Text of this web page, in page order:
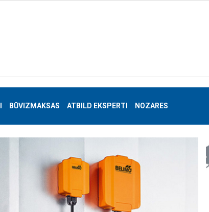
BŪVIZMAKSAS ATBILD EKSPERTI NOZARES